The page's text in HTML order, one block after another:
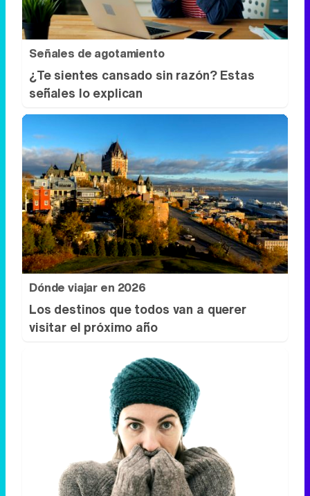
Señales de agotamiento
¿Te sientes cansado sin razón? Estas
señales lo explican
Dónde viajar en 2026
Los destinos que todos van a querer
visitar el próximo año